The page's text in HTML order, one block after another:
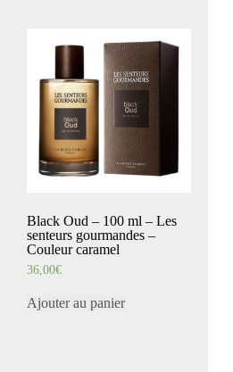
Black Oud – 100 ml – Les
senteurs gourmandes –
Couleur caramel
36,00€
Ajouter au panier